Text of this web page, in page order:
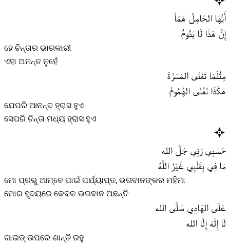
أَيُّهَا الحَامِلُ هَمّاً
إِنَّ هَذَا لَا يَدُومُ
ହେ ଚିନ୍ତାର ଭାରକାରୀ
ଏହା ଅନନ୍ତ ନୁହେଁ
مِثْلَمَا تَفْنَى المَسَرَّةْ
هَكَذَا تَفْنَى الهُمُومْ
ଯେପରି ଆନନ୍ଦ ହ୍ରାସ ହୁଏ
ସେପରି ଚିନ୍ତା ମଧ୍ୟ ହ୍ରାସ ହୁଏ
حَسْبِي رَبِّي جَلَّ الله
مَا فِي بِقَلْبِي غَيْرُ اللَّهُ
ମୋ ପ୍ରଭୁ ଆମ୍ବେ ପାଇଁ ପର୍ଯ୍ୟାପ୍ତ, ଭଗବାନଙ୍କର ମହିମା
ମୋର ହୃଦୟରେ କେବଳ ଭଗବାନ ଅଛନ୍ତି
عَلَى الهَادِي صَلَّى الله
لَا إِلَهَ إِلَّا الله
ଗାଇଡ୍ ଉପରେ ଶାନ୍ତି ରହୁ